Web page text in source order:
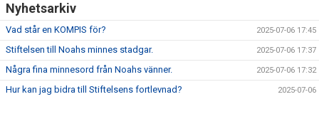
Nyhetsarkiv
Vad står en KOMPIS för? 2025-07-06 17:45
Stiftelsen till Noahs minnes stadgar. 2025-07-06 17:37
Några fina minnesord från Noahs vänner. 2025-07-06 17:32
Hur kan jag bidra till Stiftelsens fortlevnad? 2025-07-06